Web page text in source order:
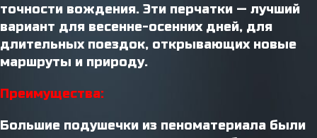
точности вождения. Эти перчатки — лучший
вариант для весенне-осенних дней, для
длительных поездок, открывающих новые
маршруты и природу.
Преимущества:
Большие подушечки из пеноматериала были